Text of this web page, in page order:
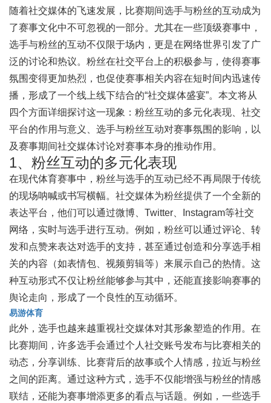
随着社交媒体的飞速发展，比赛期间选手与粉丝的互动成为
了赛事文化中不可忽视的一部分。尤其在一些顶级赛事中，
选手与粉丝的互动不仅限于场内，更是在网络世界引发了广
泛的讨论和热议。粉丝在社交平台上的积极参与，使得赛事
氛围变得更加热烈，也促使赛事相关内容在短时间内迅速传
播，形成了一个线上线下结合的“社交媒体盛宴”。本文将从
四个方面详细探讨这一现象：粉丝互动的多元化表现、社交
平台的作用与意义、选手与粉丝互动对赛事氛围的影响，以
及赛事期间社交媒体讨论对赛事本身的推动作用。
1、粉丝互动的多元化表现
在现代体育赛事中，粉丝与选手的互动已经不再局限于传统
的现场呐喊或书写横幅。社交媒体为粉丝提供了一个全新的
表达平台，他们可以通过微博、Twitter、Instagram等社交
网络，实时与选手进行互动。例如，粉丝可以通过评论、转
发和点赞来表达对选手的支持，甚至通过创造和分享选手相
关的内容（如表情包、视频剪辑等）来展示自己的热情。这
种互动形式不仅让粉丝能够参与其中，还能直接影响赛事的
舆论走向，形成了一个良性的互动循环。
易游体育
此外，选手也越来越重视社交媒体对其形象塑造的作用。在
比赛期间，许多选手会通过个人社交账号发布与比赛相关的
动态，分享训练、比赛背后的故事或个人情感，拉近与粉丝
之间的距离。通过这种方式，选手不仅能增强与粉丝的情感
联结，还能为赛事增添更多的看点与话题。例如，一些选手